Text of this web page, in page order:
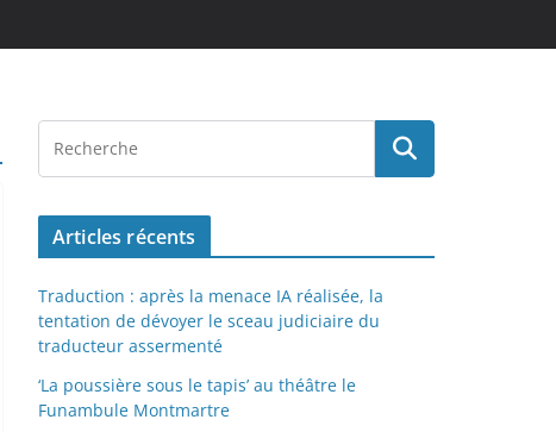
Articles récents
Traduction : après la menace IA réalisée, la
tentation de dévoyer le sceau judiciaire du
traducteur assermenté
‘La poussière sous le tapis’ au théâtre le
Funambule Montmartre